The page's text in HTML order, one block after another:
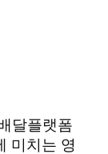
달플랫폼
미치는 영